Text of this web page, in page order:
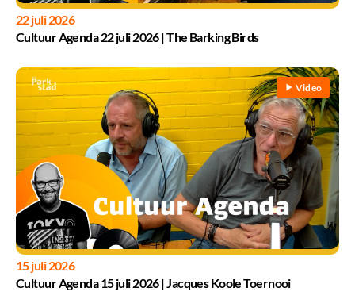
22 juli 2026
Cultuur Agenda 22 juli 2026 | The Barking Birds
Video
15 juli 2026
Cultuur Agenda 15 juli 2026 | Jacques Koole Toernooi